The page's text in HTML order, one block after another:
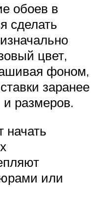
обоев в
сделать
цвет,
фоном,
заранее
размеров.
начать
или